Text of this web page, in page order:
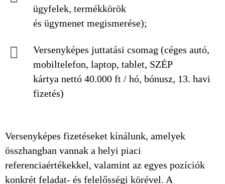
ügyfelek, termékkörök
és ügymenet megismerése);
Versenyképes juttatási csomag (céges autó,
mobiltelefon, laptop, tablet, SZÉP
kártya nettó 40.000 ft / hó, bónusz, 13. havi
fizetés)
Versenyképes fizetéseket kínálunk, amelyek
összhangban vannak a helyi piaci
referenciaértékekkel, valamint az egyes pozíciók
konkrét feladat- és felelősségi körével. A